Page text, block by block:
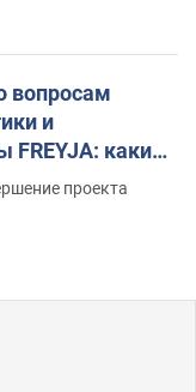
вопросам
и
FREYJA: какие
проекта